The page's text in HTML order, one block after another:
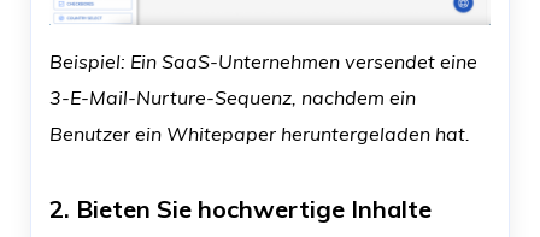
Beispiel: Ein SaaS-Unternehmen versendet eine
3-E-Mail-Nurture-Sequenz, nachdem ein
Benutzer ein Whitepaper heruntergeladen hat.
2. Bieten Sie hochwertige Inhalte